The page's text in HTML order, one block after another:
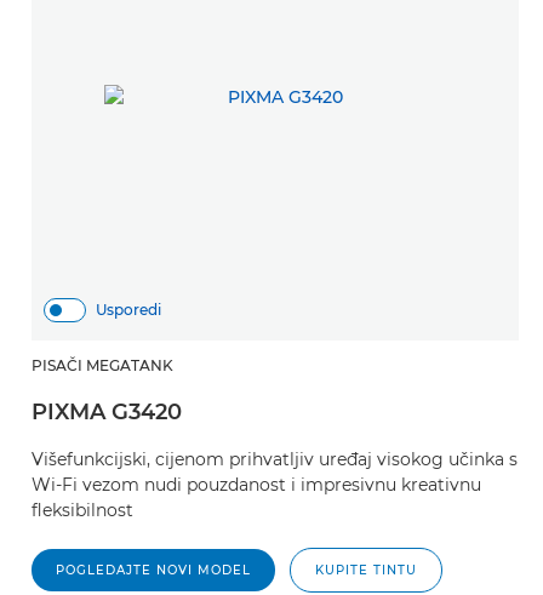
Usporedi
PISAČI MEGATANK
PIXMA G3420
Višefunkcijski, cijenom prihvatljiv uređaj visokog učinka s
Wi-Fi vezom nudi pouzdanost i impresivnu kreativnu
fleksibilnost
POGLEDAJTE NOVI MODEL KUPITE TINTU